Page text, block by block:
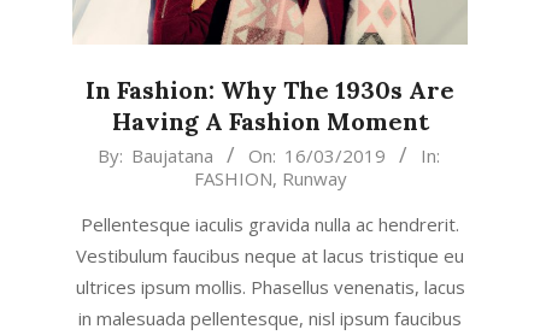
In Fashion: Why The 1930s Are
Having A Fashion Moment
2019-
16
By: Baujatana On: 16/03/2019
In:
FASHION, Runway
Pellentesque iaculis gravida nulla ac hendrerit.
Vestibulum faucibus neque at lacus tristique eu
ultrices ipsum mollis. Phasellus venenatis, lacus
in malesuada pellentesque, nisl ipsum faucibus